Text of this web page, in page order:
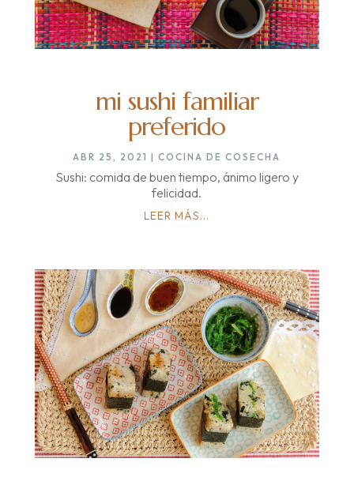
mi sushi familiar
preferido
ABR 25, 2021 |COCINA DE COSECHA
Sushi: comida de buen tiempo, ánimo ligero y
felicidad.
LEER MÁS...